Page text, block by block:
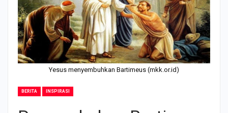
Yesus menyembuhkan Bartimeus (mkk.or.id)
BERITA INSPIRASI